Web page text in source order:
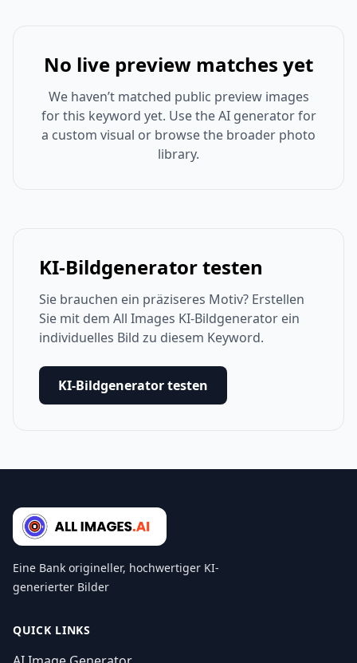
No live preview matches yet
We haven’t matched public preview images
for this keyword yet. Use the AI generator for
a custom visual or browse the broader photo
library.
KI-Bildgenerator testen
Sie brauchen ein präziseres Motiv? Erstellen
Sie mit dem All Images KI-Bildgenerator ein
individuelles Bild zu diesem Keyword.
KI-Bildgenerator testen
Eine Bank origineller, hochwertiger KI-
generierter Bilder
QUICK LINKS